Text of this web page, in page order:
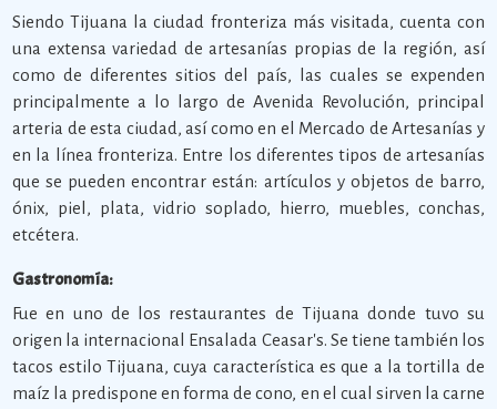
Siendo Tijuana la ciudad fronteriza más visitada, cuenta con
una extensa variedad de artesanías propias de la región, así
como de diferentes sitios del país, las cuales se expenden
principalmente a lo largo de Avenida Revolución, principal
arteria de esta ciudad, así como en el Mercado de Artesanías y
en la línea fronteriza. Entre los diferentes tipos de artesanías
que se pueden encontrar están: artículos y objetos de barro,
ónix, piel, plata, vidrio soplado, hierro, muebles, conchas,
etcétera.
Gastronomía:
Fue en uno de los restaurantes de Tijuana donde tuvo su
origen la internacional Ensalada Ceasar's. Se tiene también los
tacos estilo Tijuana, cuya característica es que a la tortilla de
maíz la predispone en forma de cono, en el cual sirven la carne